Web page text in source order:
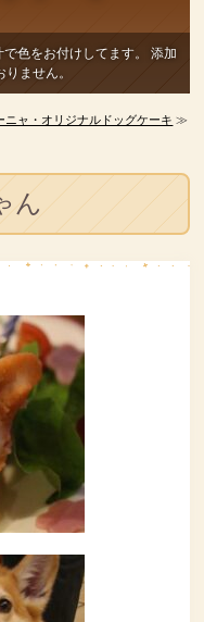
色をお付けしてます。
添加
ません。
ニャ・オリジナルドッグケーキ ≫
ん